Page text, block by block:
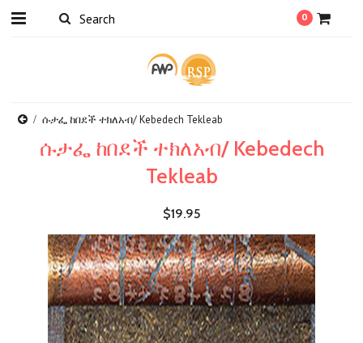
0
ሱታፌ ከበደች ተክለአብ/ Kebedech Tekleab
ሱታፌ ከበደች ተክለአብ/ Kebedech
Tekleab
$19.95